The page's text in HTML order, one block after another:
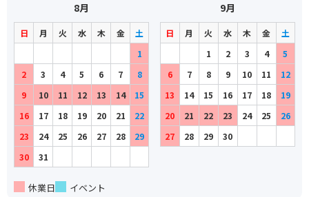
8月
日 月 火 水 木 金
土
1
2
3 4 5 6 7
8
9
10 11 12 13 14
15
16
17 18 19 20 21
22
23
24 25 26 27 28
29
30
31
9月
日 月 火 水 木 金
土
1
2 3 4
5
6
7 8 9 10 11
12
13
14 15 16 17 18
19
20
21 22 23 24 25
26
27
28 29 30
休業日 イベント